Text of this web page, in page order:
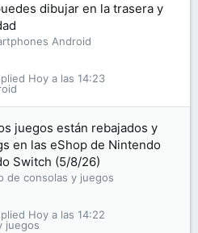
dibujar en la trasera y
Android
Hoy a las 14:23
juegos están rebajados y
en las eShop de Nintendo
Switch (5/8/26)
de consolas y juegos
juegos
Hoy a las 14:22